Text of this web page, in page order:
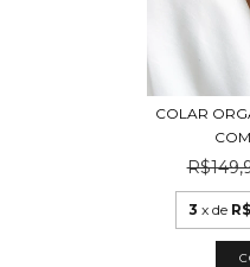
COLAR
3 x de